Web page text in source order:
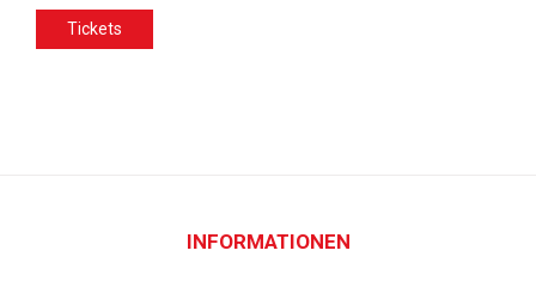
Tickets
INFORMATIONEN